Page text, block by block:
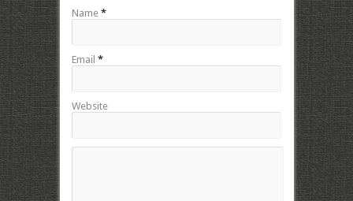
Name *
Email *
Website